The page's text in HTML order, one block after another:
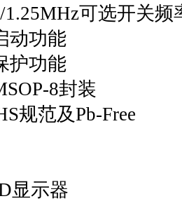
1.25MHz可选开关频
动功能
护功能
8封装
规范及Pb-Free
显示器